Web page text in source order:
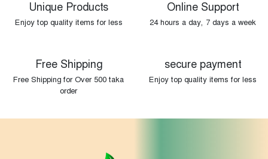
Unique Products
Enjoy top quality items for less
Online Support
24 hours a day, 7 days a week
Free Shipping
Free Shipping for Over 500 taka
order
secure payment
Enjoy top quality items for less